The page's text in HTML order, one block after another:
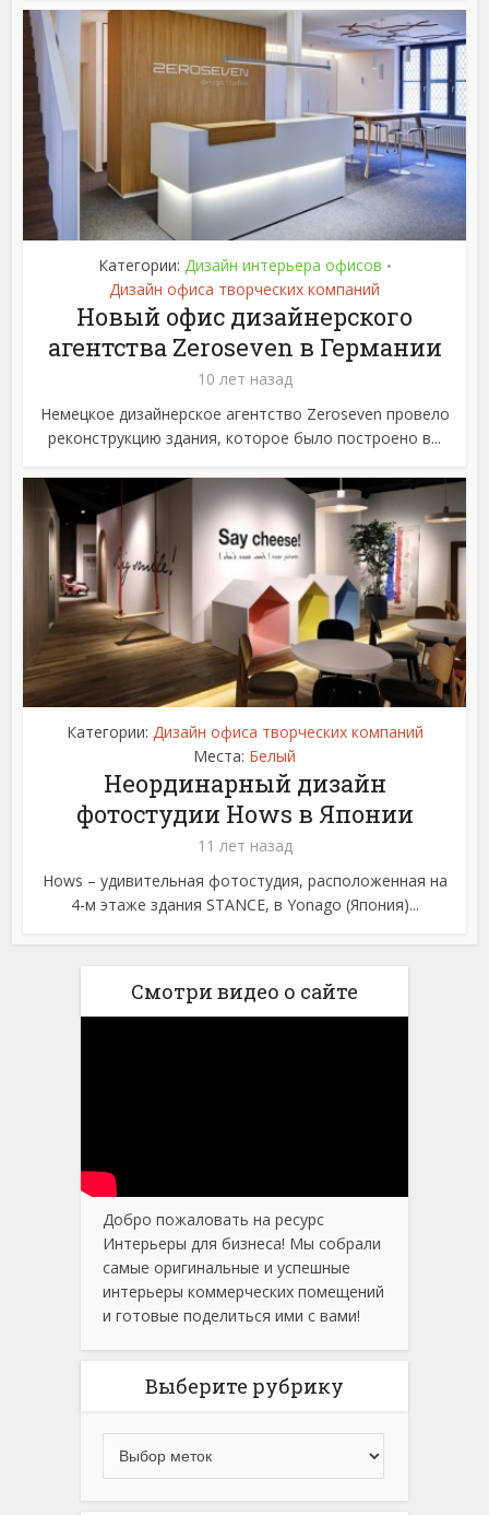
Категории: Дизайн интерьера офисов •
Дизайн офиса творческих компаний
Новый офис дизайнерского
агентства Zeroseven в Германии
10 лет назад
Немецкое дизайнерское агентство Zeroseven провело
реконструкцию здания, которое было построено в...
Категории: Дизайн офиса творческих компаний
Места: Белый
Неординарный дизайн
фотостудии Hows в Японии
11 лет назад
Hows – удивительная фотостудия, расположенная на
4-м этаже здания STANCE, в Yonago (Япония)...
Смотри видео о сайте
Добро пожаловать на ресурс
Интерьеры для бизнеса! Мы собрали
самые оригинальные и успешные
интерьеры коммерческих помещений
и готовые поделиться ими с вами!
Выберите рубрику